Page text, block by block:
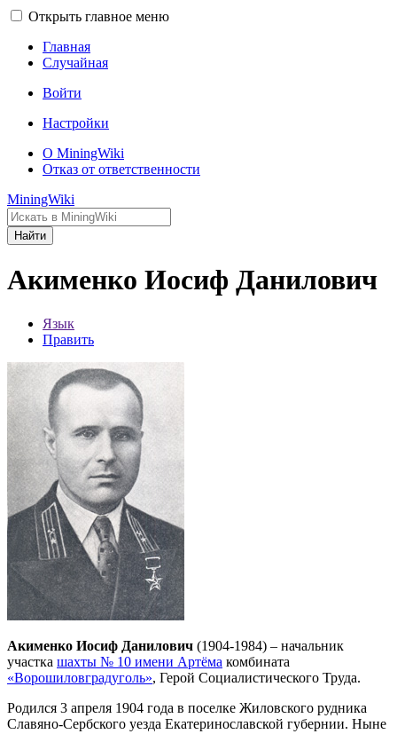
Открыть главное меню
Главная
Случайная
Войти
Настройки
О MiningWiki
Отказ от ответственности
MiningWiki
Найти
Акименко Иосиф Данилович
Язык
Править
Акименко Иосиф Данилович (1904-1984) – начальник
участка шахты № 10 имени Артёма комбината
«Ворошиловградуголь», Герой Социалистического Труда.
Родился 3 апреля 1904 года в поселке Жиловского рудника
Славяно-Сербского уезда Екатеринославской губернии. Ныне